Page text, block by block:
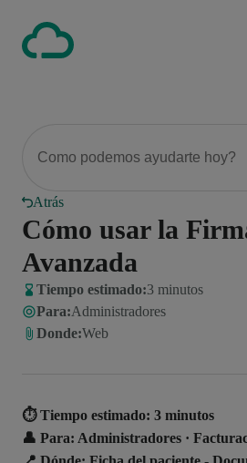
Atrás
Cómo usar la
Avanzada
Tiempo estimado:3 minutos
Para:Administradores
Donde:Web
⏱️Tiempo estimado: 3 minutos
👤 Para: Administradores ·